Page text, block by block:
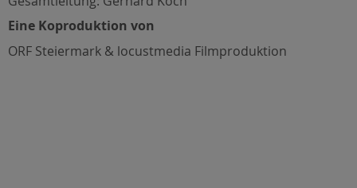
Eine Koproduktion von
ORF Steiermark & locustmedia Filmproduktion